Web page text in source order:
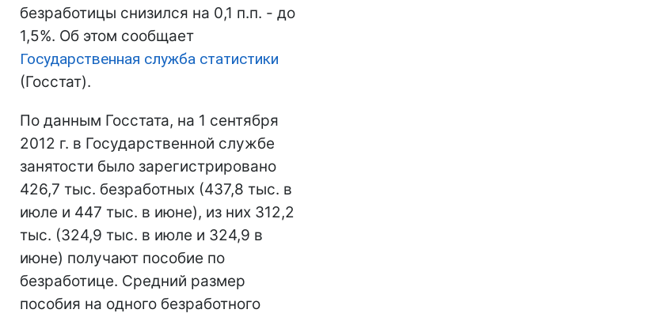
безработицы снизился на 0,1 п.п. - до
1,5%. Об этом сообщает
Государственная служба статистики
(Госстат).
По данным Госстата, на 1 сентября
2012 г. в Государственной службе
занятости было зарегистрировано
426,7 тыс. безработных (437,8 тыс. в
июле и 447 тыс. в июне), из них 312,2
тыс. (324,9 тыс. в июле и 324,9 в
июне) получают пособие по
безработице. Средний размер
пособия на одного безработного